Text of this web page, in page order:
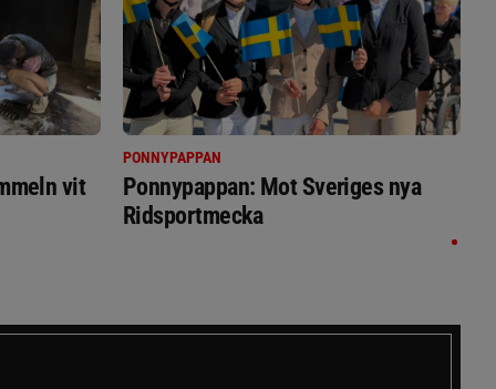
vit
PONNYPAPPAN
Ponnypappan: Mot Sveriges nya
Ridsportmecka